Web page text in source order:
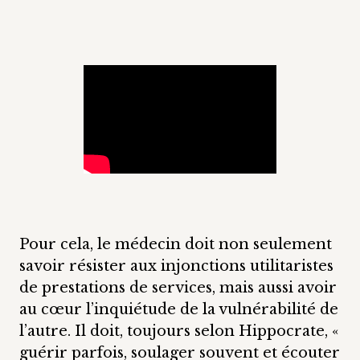
Pour cela, le médecin doit non seulement
savoir résister aux injonctions utilitaristes
de prestations de services, mais aussi avoir
au cœur l’inquiétude de la vulnérabilité de
l’autre. Il doit, toujours selon Hippocrate, «
guérir parfois, soulager souvent et écouter